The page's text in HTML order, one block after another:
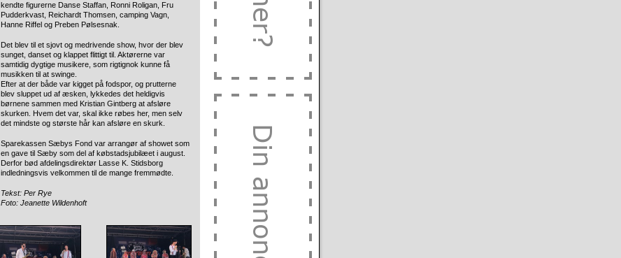
kendte figurerne Danse Staffan, Ronni Roligan, Fru
Pudderkvast, Reichardt Thomsen, camping Vagn,
Hanne Riffel og Preben Pølsesnak.
Det blev til et sjovt og medrivende show, hvor der blev
sunget, danset og klappet flittigt til. Aktørerne var
samtidig dygtige musikere, som rigtignok kunne få
musikken til at swinge.
Efter at der både var kigget på fodspor, og prutterne
blev sluppet ud af æsken, lykkedes det heldigvis
børnene sammen med Kristian Gintberg at afsløre
skurken. Hvem det var, skal ikke røbes her, men selv
det mindste og største hår kan afsløre en skurk.
Sparekassen Sæbys Fond var arrangør af showet som
en gave til Sæby som del af købstadsjubilæet i august.
Derfor bød afdelingsdirektør Lasse K. Stidsborg
indledningsvis velkommen til de mange fremmødte.
Tekst: Per Rye
Foto: Jeanette Wildenhoft